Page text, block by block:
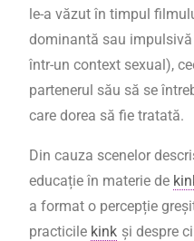
le-a văzut în timpul
dominantă sau
într-un context sexual),
partenerul său să se
care dorea să fie tratată.
Din cauza scenelor
educație în materie de
a format o percepție
practicile kink și despre